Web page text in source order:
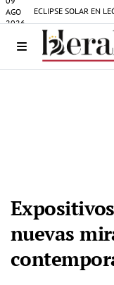
AGO
2026
ECLIPSE SOLAR EN
nuevas